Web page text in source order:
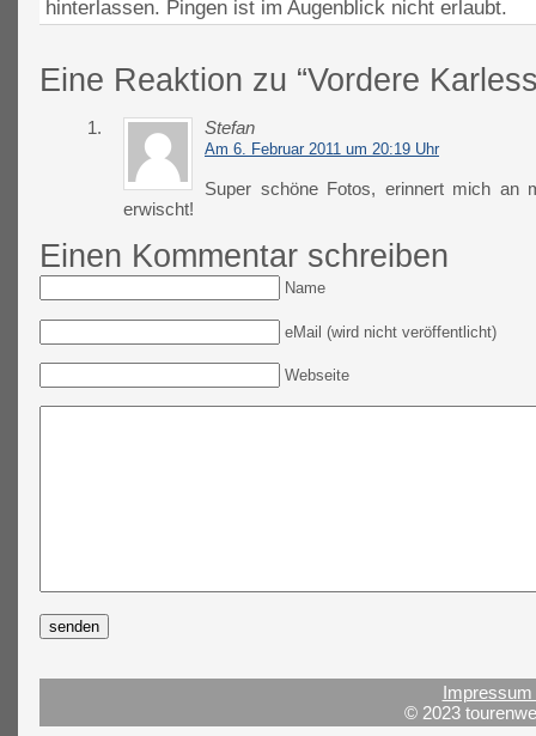
hinterlassen. Pingen ist im Augenblick nicht erlaubt.
Eine Reaktion zu “Vordere
1. Stefan
Am 6. Februar 2011 um 20:19 Uhr
Super schöne Fotos, erinnert mich an
erwischt!
Einen Kommentar schreiben
Name
eMail (wird nicht veröffentlicht)
Webseite
© 2023